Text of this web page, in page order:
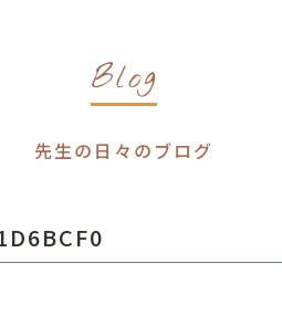
Blog
先生の日々のブログ